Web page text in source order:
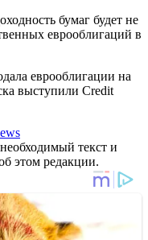
бумаг будет не
еврооблигаций в
еврооблигации на
выступили Credit
текст и
этом редакции.